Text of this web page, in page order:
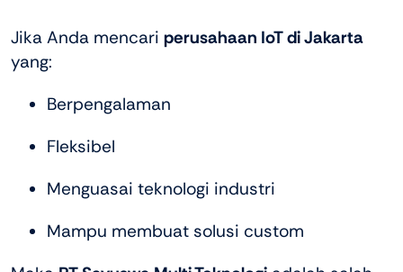
Jika Anda mencari perusahaan IoT di Jakarta
yang:
Berpengalaman
Fleksibel
Menguasai teknologi industri
Mampu membuat solusi custom